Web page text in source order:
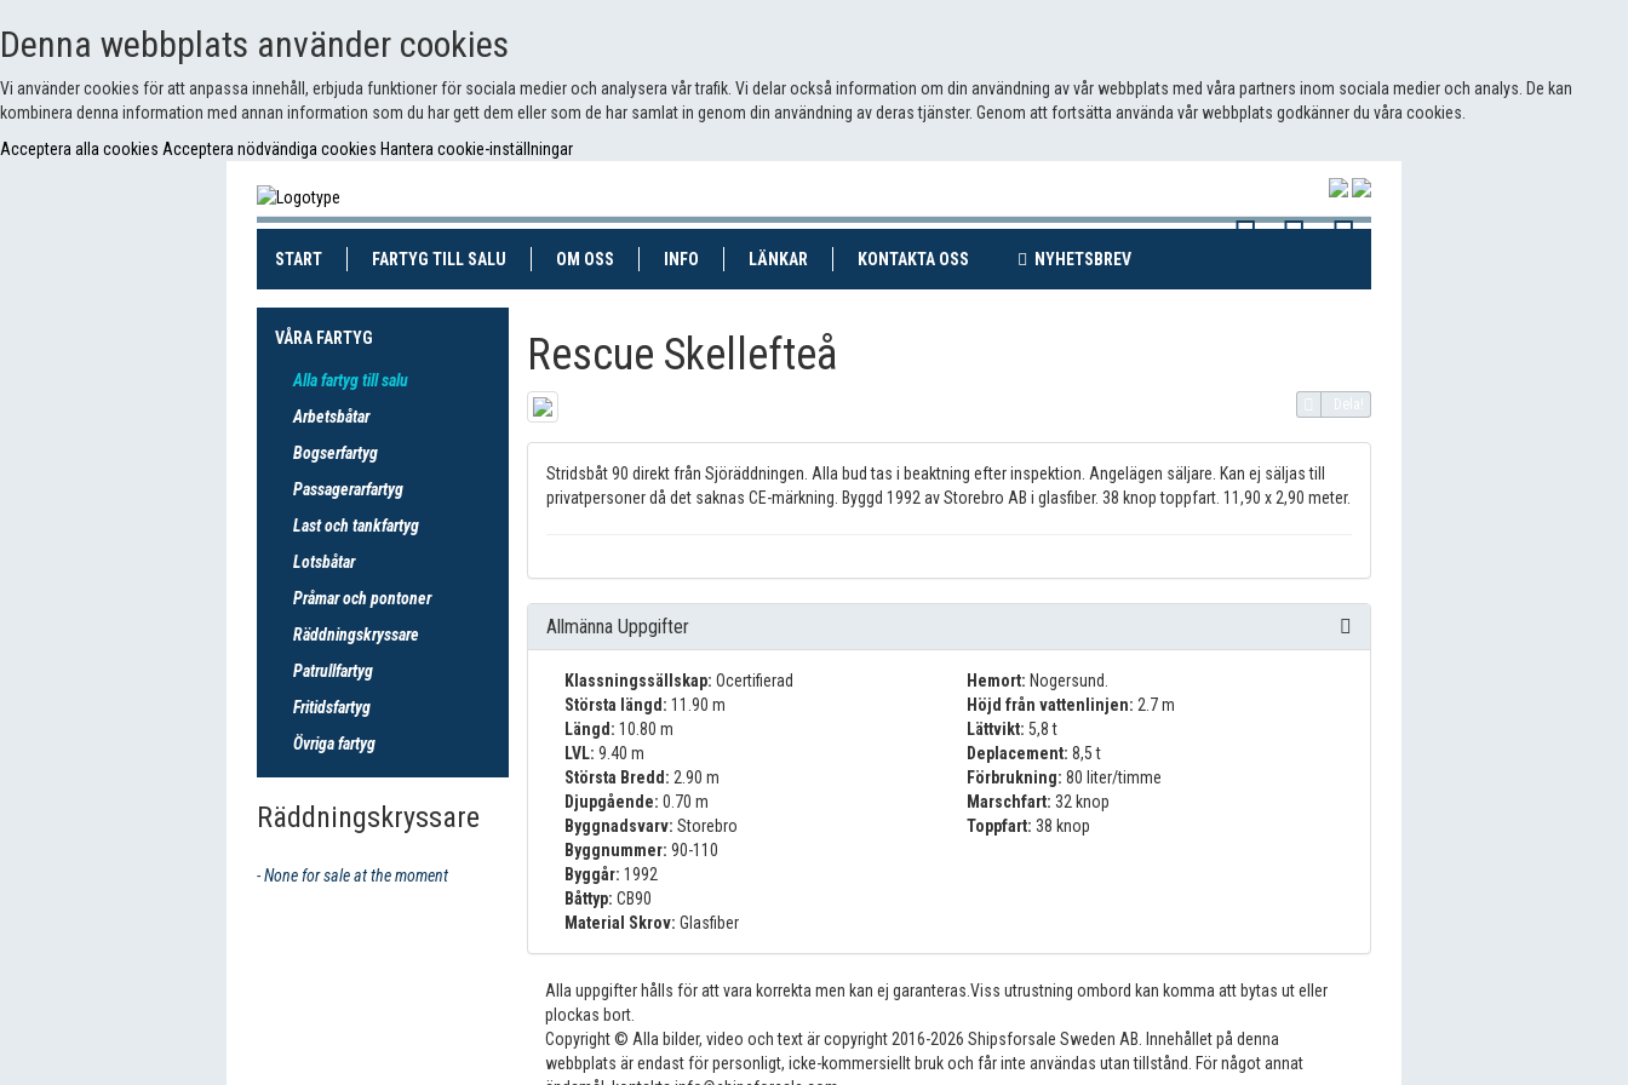
Denna webbplats använder cookies
Vi använder cookies för att anpassa innehåll, erbjuda funktioner för sociala medier och analysera vår trafik. Vi delar också information om din användning av vår webbplats med våra partners inom sociala medier och analys. De kan
kombinera denna information med annan information som du har gett dem eller som de har samlat in genom din användning av deras tjänster. Genom att fortsätta använda vår webbplats godkänner du våra cookies.
Acceptera alla cookies Acceptera nödvändiga cookies Hantera cookie-inställningar
START(CURRENT)FARTYG TILL SALU (CURRENT)OM OSS INFO LÄNKAR KONTAKTA OSS (CURRENT)NYHETSBREV(CURRENT)
VÅRA FARTYG
Alla fartyg till salu
Arbetsbåtar
Bogserfartyg
Passagerarfartyg
Last och tankfartyg
Lotsbåtar
Pråmar och pontoner
Räddningskryssare
Patrullfartyg
Fritidsfartyg
Övriga fartyg
Räddningskryssare
- None for sale at the moment
Rescue Skellefteå
Dela!
Stridsbåt 90 direkt från Sjöräddningen. Alla bud tas i beaktning efter inspektion. Angelägen säljare. Kan ej säljas till
privatpersoner då det saknas CE-märkning. Byggd 1992 av Storebro AB i glasfiber. 38 knop toppfart. 11,90 x 2,90 meter.
Allmänna Uppgifter
Klassningssällskap: Ocertifierad
Största längd: 11.90 m
Längd: 10.80 m
LVL: 9.40 m
Största Bredd: 2.90 m
Djupgående: 0.70 m
Byggnadsvarv: Storebro
Byggnummer: 90-110
Byggår: 1992
Båttyp: CB90
Material Skrov: Glasfiber
Hemort: Nogersund.
Höjd från vattenlinjen: 2.7 m
Lättvikt: 5,8 t
Deplacement: 8,5 t
Förbrukning: 80 liter/timme
Marschfart: 32 knop
Toppfart: 38 knop
Alla uppgifter hålls för att vara korrekta men kan ej garanteras.Viss utrustning ombord kan komma att bytas ut eller
plockas bort.
Copyright © Alla bilder, video och text är copyright 2016-2026 Shipsforsale Sweden AB. Innehållet på denna
webbplats är endast för personligt, icke-kommersiellt bruk och får inte användas utan tillstånd. För något annat